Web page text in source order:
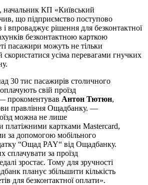
, начальник КП «Київський
що підприємство поступово
і впроваджує рішення для безконтактної
безконтактною карткою
пасажири можуть не тільки
скористатися усіма перевагами гнучких
30 тис пасажирів столичного
свій проїзд
прокоментував Антон Тютюн,
правління Ощадбанку. —
можна не лише
платіжними картками Mastercard,
за допомогою мобільного
“Ощад PAY“ від Ощадбанку.
сплачувати за проїзд
зростає. Тому для зручності
планує збільшити кількість
для безконтактної оплати».